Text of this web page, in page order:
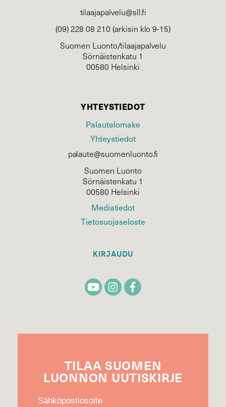
tilaajapalvelu@sll.fi
(09) 228 08 210 (arkisin klo 9-15)
Suomen Luonto/tilaajapalvelu
Sörnäistenkatu 1
00580 Helsinki
YHTEYSTIEDOT
Palautelomake
Yhteystiedot
palaute@suomenluonto.fi
Suomen Luonto
Sörnäistenkatu 1
00580 Helsinki
Mediatiedot
Tietosuojaseloste
KIRJAUDU
TILAA SUOMEN
LUONNON UUTIS­KIRJE
Sähköpostiosoite